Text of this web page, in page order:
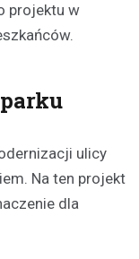
projektu w
ulicy
Na ten projekt
dla